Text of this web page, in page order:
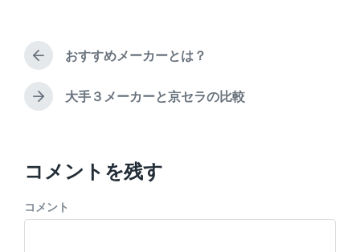
a
e
e
i
n
おすすめメーカーとは？
大手３メーカーと京セラの比較
コメントを残す
コメント